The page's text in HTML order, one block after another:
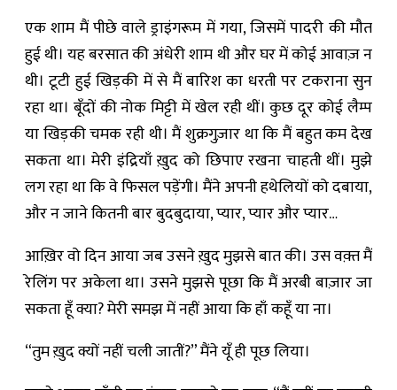
एक शाम मैं पीछे वाले ड्राइंगरूम में गया, जिसमें पादरी की मौत
हुई थी। यह बरसात की अंधेरी शाम थी और घर में कोई आवाज़ न
थी। टूटी हुई खिड़की में से मैं बारिश का धरती पर टकराना सुन
रहा था। बूँदों की नोक मिट्टी में खेल रही थीं। कुछ दूर कोई लैम्प
या खिड़की चमक रही थी। मैं शुक्रगुज़ार था कि मैं बहुत कम देख
सकता था। मेरी इंद्रियाँ ख़ुद को छिपाए रखना चाहती थीं। मुझे
लग रहा था कि वे फिसल पड़ेंगी। मैंने अपनी हथेलियों को दबाया,
और न जाने कितनी बार बुदबुदाया, प्यार, प्यार और प्यार…
आख़िर वो दिन आया जब उसने ख़ुद मुझसे बात की। उस वक़्त मैं
रेलिंग पर अकेला था। उसने मुझसे पूछा कि मैं अरबी बाज़ार जा
सकता हूँ क्या? मेरी समझ में नहीं आया कि हाँ कहूँ या ना।
“तुम ख़ुद क्यों नहीं चली जातीं?” मैंने यूँ ही पूछ लिया।